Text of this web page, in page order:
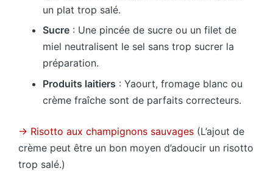
un plat trop salé.
Sucre : Une pincée de sucre ou un filet de
miel neutralisent le sel sans trop sucrer la
préparation.
Produits laitiers : Yaourt, fromage blanc ou
crème fraîche sont de parfaits correcteurs.
→ Risotto aux champignons sauvages (L’ajout de
crème peut être un bon moyen d’adoucir un risotto
trop salé.)